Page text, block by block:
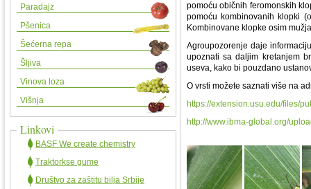
Paradajz
Pšenica
Šećerna repa
Šljiva
Vinova loza
Višnja
Linkovi
BASF We create chemistry
Traktorkse gume
Društvo za zaštitu bilja Srbije
pomoću običnih feromonskih
pomoću kombinovanih klopki
Kombinovane klopke osim
Agroupozorenje daje
upoznati sa daljim kretanjem
useva, kako bi pouzdano
O vrsti možete saznati više na
https://extension.usu.edu/files/
http://www.ibma-global.org/